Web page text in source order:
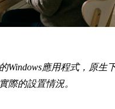
Windows應用程式，原生
的設置情況。